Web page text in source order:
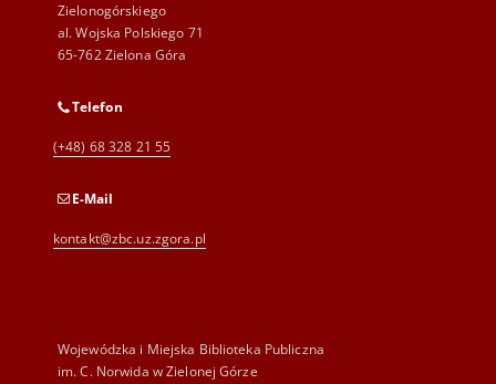
Zielonogórskiego
al. Wojska Polskiego 71
65-762 Zielona Góra
Telefon
(+48) 68 328 21 55
E-Mail
kontakt@zbc.uz.zgora.pl
Wojewódzka i Miejska Biblioteka Publiczna
im. C. Norwida w Zielonej Górze